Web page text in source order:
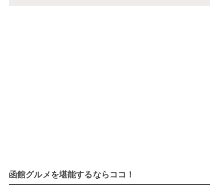
函館グルメを堪能するならココ！